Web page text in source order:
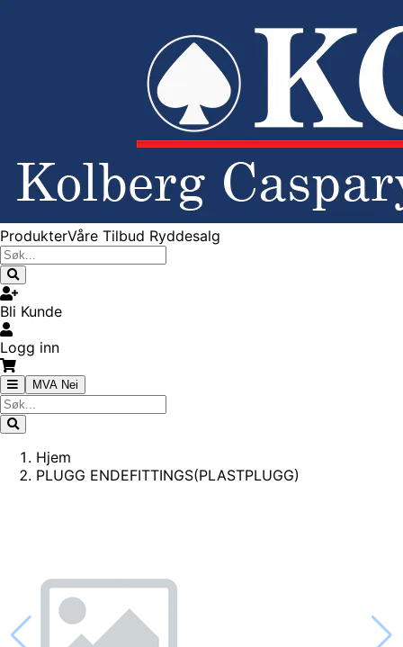
ProdukterVåre Tilbud Ryddesalg
Bli Kunde
Logg inn
MVA Nei
Hjem
PLUGG ENDEFITTINGS(PLASTPLUGG)